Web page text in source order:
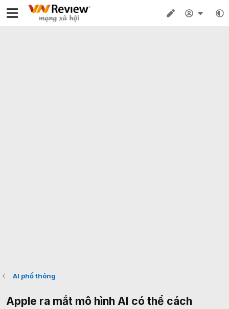
AI phổ thông
Apple ra mắt mô hình AI có thể cách